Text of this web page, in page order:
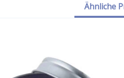
Ähnliche